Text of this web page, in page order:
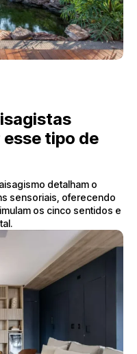
tipo de
detalham o
sensoriais, oferecendo
os cinco sentidos e